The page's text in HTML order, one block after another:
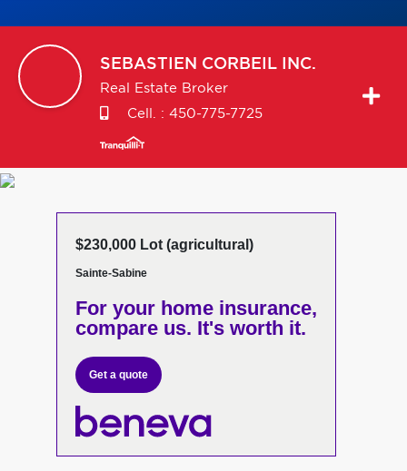
SEBASTIEN CORBEIL INC.
Real Estate Broker
Cell. : 450-775-7725
$230,000 Lot (agricultural)
Sainte-Sabine
For your home insurance,
compare us. It's worth it.
Get a quote